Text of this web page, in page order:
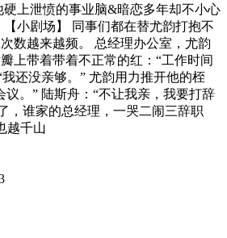
上泄愤的事业脑&暗恋多年却不小心
小剧场】 同事们都在替尤韵打抱不
数越来越频。 总经理办公室，尤韵
上带着带着不正常的红：“工作时间
还没亲够。” 尤韵用力推开他的桎
议。” 陆斯舟：“不让我亲，我要打辞
谁家的总经理，一哭二闹三辞职
越千山